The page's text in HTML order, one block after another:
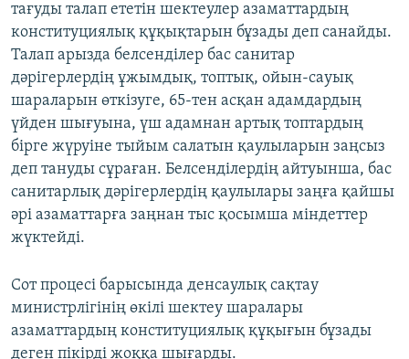
тағуды талап ететін шектеулер азаматтардың
конституциялық құқықтарын бұзады деп санайды.
Талап арызда белсенділер бас санитар
дәрігерлердің ұжымдық, топтық, ойын-сауық
шараларын өткізуге, 65-тен асқан адамдардың
үйден шығуына, үш адамнан артық топтардың
бірге жүруіне тыйым салатын қаулыларын заңсыз
деп тануды сұраған. Белсенділердің айтуынша, бас
санитарлық дәрігерлердің қаулылары заңға қайшы
әрі азаматтарға заңнан тыс қосымша міндеттер
жүктейді.
Сот процесі барысында денсаулық сақтау
министрлігінің өкілі шектеу шаралары
азаматтардың конституциялық құқығын бұзады
деген пікірді жоққа шығарды.